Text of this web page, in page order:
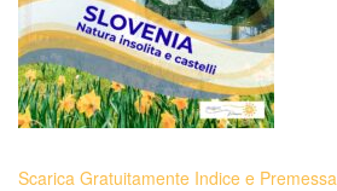
Scarica Gratuitamente Indice e Premessa